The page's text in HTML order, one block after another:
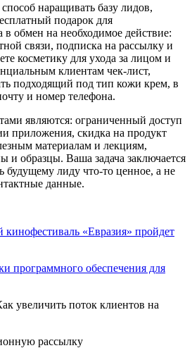
наращивать базу лидов,
подарок для
в обмен на необходимое действие:
связи, подписка на рассылку и
косметику для ухода за лицом и
клиентам чек-лист,
подходящий под тип кожи крем, в
и номер телефона.
являются: ограниченный доступ
приложения, скидка на продукт
материалам и лекциям,
образцы. Ваша задача заключается
будущему лиду что-то ценное, а не
данные.
«Евразия» пройдет
программного обеспечения для
рассылку